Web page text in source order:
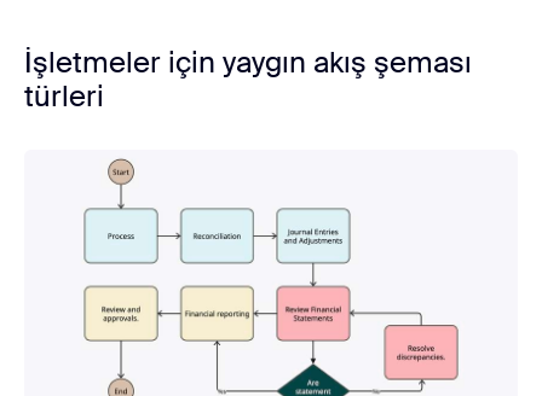
İşletmeler için yaygın akış şeması
türleri